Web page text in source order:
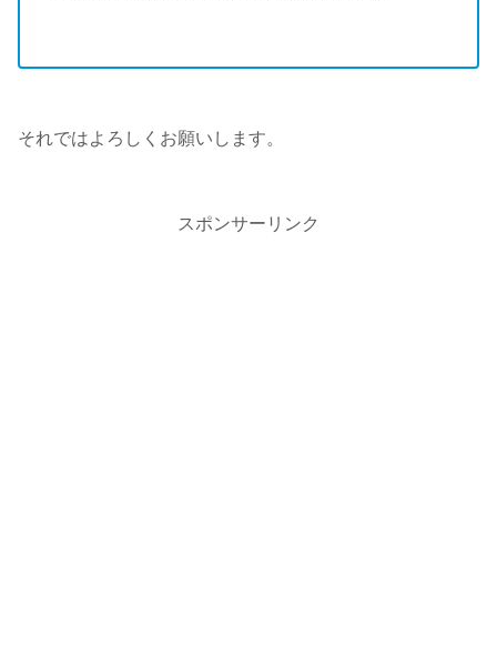
それではよろしくお願いします。
スポンサーリンク